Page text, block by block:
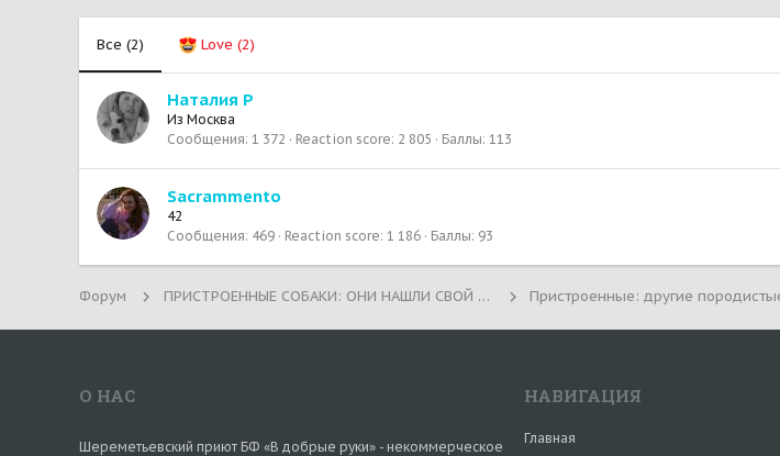
Все (2) Love (2)
Наталия Р
Из Москва
Сообщения 1 372 Reaction score 2 805 Баллы 113
Sacrammento
42
Сообщения 469 Reaction score 1 186 Баллы 93
Форум ПРИСТРОЕННЫЕ СОБАКИ: ОНИ НАШЛИ СВОЙ ДОМ! Пристроенные: другие
О НАС
Шереметьевский приют БФ «В добрые руки» - некоммерческое
НАВИГАЦИЯ
Главная